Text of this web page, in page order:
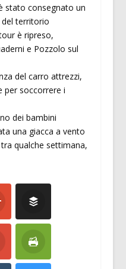
stato consegnato un
territorio
è ripreso,
e Pozzolo sul
del carro attrezzi,
per soccorrere i
dei bambini
una giacca a vento
qualche settimana,